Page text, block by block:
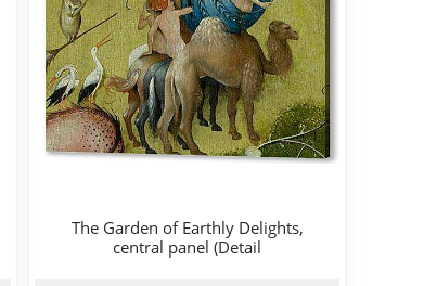
The Garden of Earthly Delights,
central panel (Detail